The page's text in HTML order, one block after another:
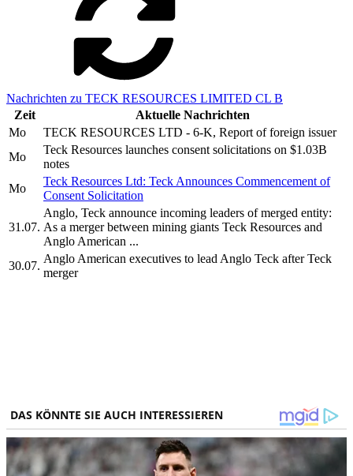
Nachrichten zu TECK RESOURCES LIMITED CL B
Zeit
Aktuelle Nachrichten
Mo
TECK RESOURCES LTD - 6-K, Report of foreign issuer
Mo
Teck Resources launches consent solicitations on $1.03B
notes
Mo
Teck Resources Ltd: Teck Announces Commencement of
Consent Solicitation
31.07.
Anglo, Teck announce incoming leaders of merged entity:
As a merger between mining giants Teck Resources and
Anglo American ...
30.07.
Anglo American executives to lead Anglo Teck after Teck
merger